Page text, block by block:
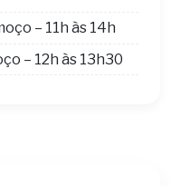
– 11h às 14h
– 12h às 13h30